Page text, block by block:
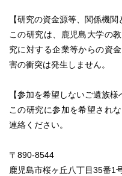
【研究の資金源等、関係機関
この研究は、鹿児島大学の
究に対する企業等からの資
害の衝突は発生しません。
【参加を希望しないご遺族様
この研究に参加を希望され
連絡ください。
〒890-8544
鹿児島市桜ヶ丘八丁目35番1